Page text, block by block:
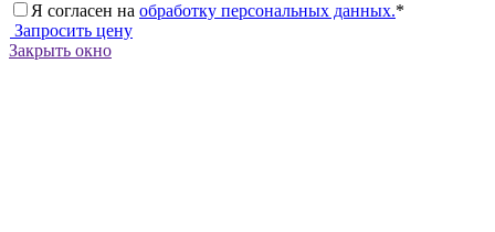
Я согласен на обработку персональных данных.*
Запросить цену
Закрыть окно